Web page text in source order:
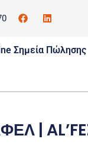
Σημεία Πώλησης
|